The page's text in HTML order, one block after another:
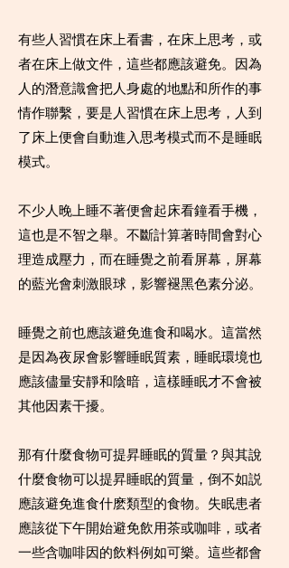
有些人習慣在床上看書，在床上思考，或
者在床上做文件，這些都應該避免。因為
人的潛意識會把人身處的地點和所作的事
情作聯繫，要是人習慣在床上思考，人到
了床上便會自動進入思考模式而不是睡眠
模式。
不少人晚上睡不著便會起床看鐘看手機，
這也是不智之舉。不斷計算著時間會對心
理造成壓力，而在睡覺之前看屏幕，屏幕
的藍光會刺激眼球，影響褪黑色素分泌。
睡覺之前也應該避免進食和喝水。這當然
是因為夜尿會影響睡眠質素，睡眠環境也
應該儘量安靜和陰暗，這樣睡眠才不會被
其他因素干擾。
那有什麼食物可提昇睡眠的質量？與其說
什麼食物可以提昇睡眠的質量，倒不如説
應該避免進食什麽類型的食物。失眠患者
應該從下午開始避免飲用茶或咖啡，或者
一些含咖啡因的飲料例如可樂。這些都會